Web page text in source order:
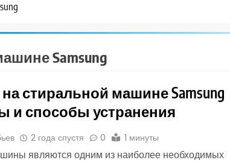
Samsung
стиральной машине Samsung
и способы устранения
2 года спустя 0 1 минуты
являются одним из наиболее необходимых